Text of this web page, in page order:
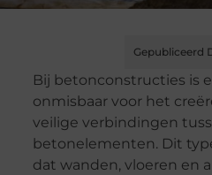
Gepubliceerd
Bij betonconstructies is
onmisbaar voor het
veilige verbindingen
betonelementen. Dit
dat wanden, vloeren en